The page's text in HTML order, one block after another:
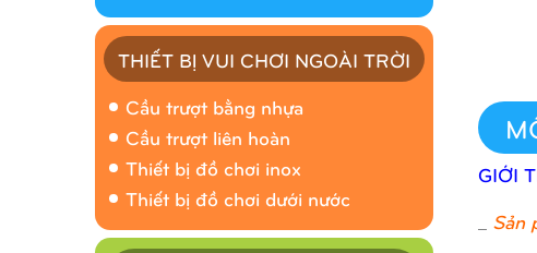
THIẾT BỊ VUI CHƠI NGOÀI TRỜI
Cầu trượt bằng nhựa
Cầu trượt liên hoàn
Thiết bị đồ chơi inox
Thiết bị đồ chơi dưới nước
GIỚI
Sản